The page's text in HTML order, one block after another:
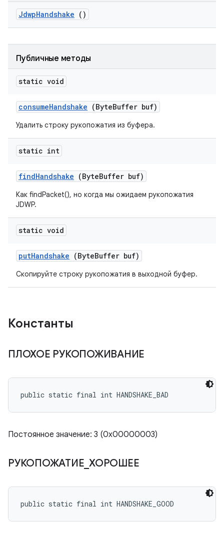
JdwpHandshake ()
Публичные методы
static void
consumeHandshake (ByteBuffer buf)
Удалить строку рукопожатия из буфера.
static int
findHandshake (ByteBuffer buf)
Как findPacket(), но когда мы ожидаем рукопожатия
JDWP.
static void
putHandshake (ByteBuffer buf)
Скопируйте строку рукопожатия в выходной буфер.
Константы
ПЛОХОЕ РУКОПОЖИВАНИЕ
public static final int HANDSHAKE_BAD
Постоянное значение: 3 (0x00000003)
РУКОПОЖАТИЕ ХОРОШЕЕ
public static final int HANDSHAKE_GOOD